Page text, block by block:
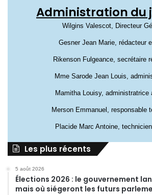
Administration du
Wilgins Valescot, Directeur
Gesner Jean Marie, rédacteur
Rikenson Fulgeance, secrétaire
Mme Sarode Jean Louis,
Mamitha Louisy, administratrice
Merson Emmanuel, responsable
Placide Marc Antoine,
Les plus récents
5 août 2026
Élections 2026 : le gouvernement
mais où siégeront les futurs